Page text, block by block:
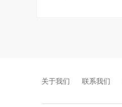
关于我们 联系我们